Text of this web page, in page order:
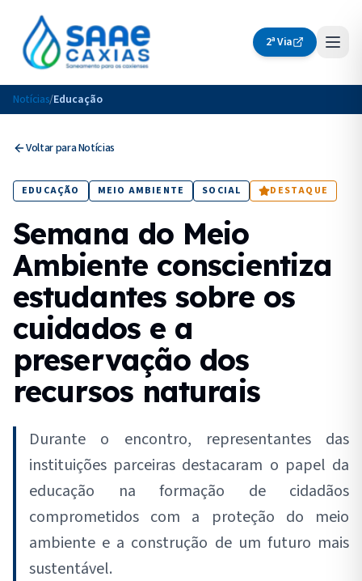
2ª Via
Notícias/Educação
Voltar para Notícias
EDUCAÇÃO MEIO AMBIENTE SOCIAL DESTAQUE
Semana do Meio
Ambiente conscientiza
estudantes sobre os
cuidados e a
preservação dos
recursos naturais
Durante o encontro, representantes das
instituições parceiras destacaram o papel da
educação na formação de cidadãos
comprometidos com a proteção do meio
ambiente e a construção de um futuro mais
sustentável.